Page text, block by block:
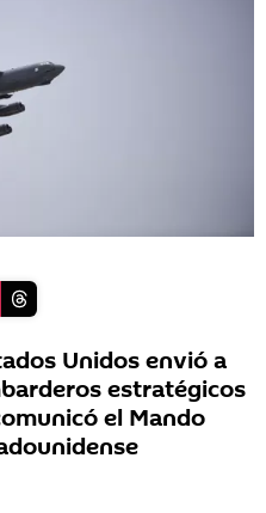
Unidos envió a
estratégicos
el Mando